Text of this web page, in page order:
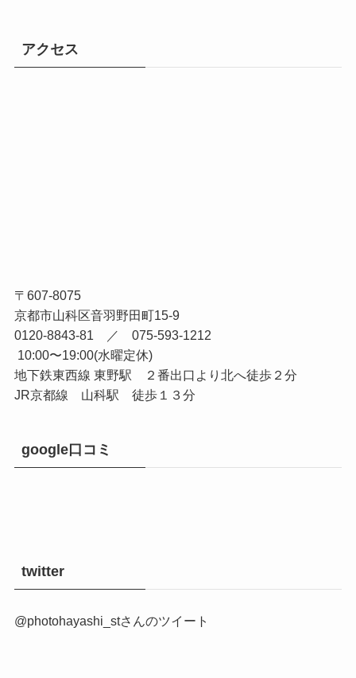
アクセス
〒607-8075
京都市山科区音羽野田町15-9
0120-8843-81 ／ 075-593-1212
10:00〜19:00(水曜定休)
地下鉄東西線 東野駅 ２番出口より北へ徒歩２分
JR京都線 山科駅 徒歩１３分
google口コミ
twitter
@photohayashi_stさんのツイート